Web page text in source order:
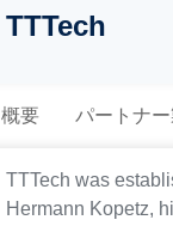
TTTech
概要 パートナ
TTTech was
Hermann Kopetz,